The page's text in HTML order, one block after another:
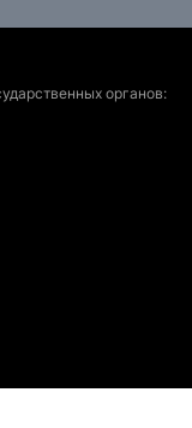
органов: